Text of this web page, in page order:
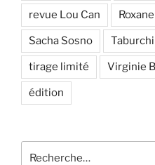
revue Lou Can
Sacha Sosno Taburchi
tirage limité Virginie
édition